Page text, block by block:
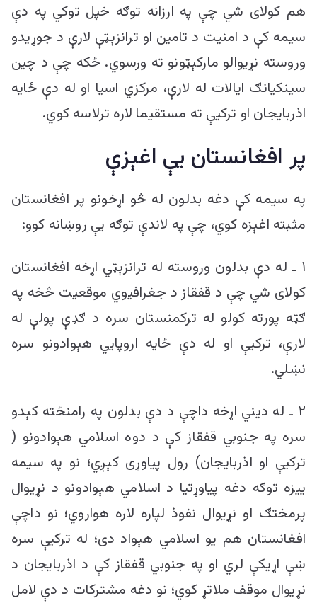
هم کولای شي چې په ارزانه توګه خپل توکي په دې
سیمه کې د امنیت د تامین او ترانزېټې لارې د جوړیدو
وروسته نړیوالو مارکېټونو ته ورسوي. ځکه چې د چین
سینکیانګ ایالات له لارې، مرکزي اسیا او له دې ځایه
اذربایجان او ترکیې ته مستقیما لاره ترلاسه کوي.
پر افغانستان یې اغېزې
په سیمه کې دغه بدلون له څو اړخونو پر افغانستان
مثبته اغېزه کوي، چې په لاندې توګه یې روښانه کوو:
۱ ـ له دې بدلون وروسته له ترانزېټي اړخه افغانستان
کولای شي چې د قفقاز د جغرافیوي موقعیت څخه په
ګټه پورته کولو له ترکمنستان سره د ګډې پولې له
لارې، ترکیې او له دې ځایه اروپايي هېوادونو سره
نښلي.
۲ ـ له دیني اړخه داچې د دې بدلون په رامنځته کېدو
سره په جنوبي قفقاز کې د دوه اسلامي هېوادونو (
ترکیې او اذربایجان) رول پیاوړی کېږي؛ نو په سیمه
ییزه توګه دغه پیاوړتیا د اسلامي هېوادونو د نړیوال
پرمختګ او نړیوال نفوذ لپاره لاره هواروي؛ نو داچې
افغانستان هم یو اسلامي هېواد دی؛ له ترکیې سره
ښې اړیکې لري او په جنوبي قفقاز کې د اذربایجان د
نړیوال موقف ملاتړ کوي؛ نو دغه مشترکات د دې لامل